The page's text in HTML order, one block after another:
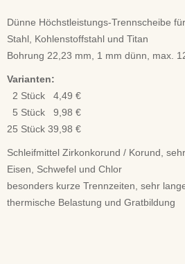
Dünne Höchstleistungs-Trennscheibe
Stahl, Kohlenstoffstahl und Titan
Bohrung 22,23 mm, 1 mm dünn, max.
Varianten:
2 Stück 4,49 €
5 Stück 9,98 €
25 Stück 39,98 €
Schleifmittel Zirkonkorund / Korund,
Eisen, Schwefel und Chlor
besonders kurze Trennzeiten, sehr
thermische Belastung und Gratbildung